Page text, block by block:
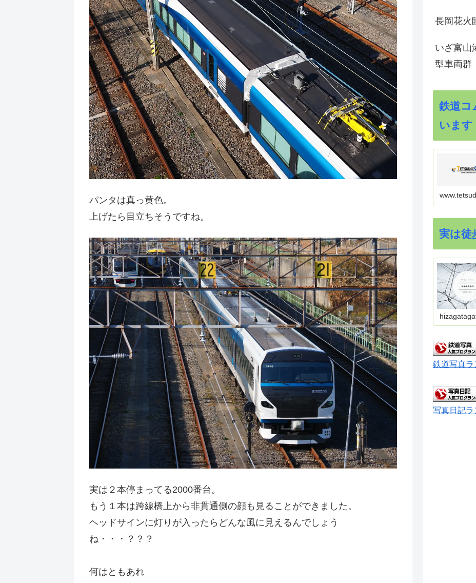
パンタは真っ黄色。
上げたら目立ちそうですね。
実は２本停まってる2000番台。
もう１本は跨線橋上から非貫通側の顔も見ることができました。
ヘッドサインに灯りが入ったらどんな風に見えるんでしょう
ね・・・？？？
何はともあれ
長岡花火
いざ富山
型車両群
鉄道コ
います
実は徒
鉄道写真
写真日記